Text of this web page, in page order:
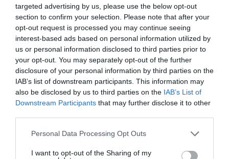
targeted advertising by us, please use the below opt-out
section to confirm your selection. Please note that after your
opt-out request is processed you may continue seeing
interest-based ads based on personal information utilized by
us or personal information disclosed to third parties prior to
your opt-out. You may separately opt-out of the further
disclosure of your personal information by third parties on the
IAB’s list of downstream participants. This information may
also be disclosed by us to third parties on the IAB’s List of
Downstream Participants that may further disclose it to other
Please note that this website/app uses one or more Google
not limited to your visit or usage behaviour. You may click to
Personal Data Processing Opt Outs
I want to opt-out of the Sharing of my